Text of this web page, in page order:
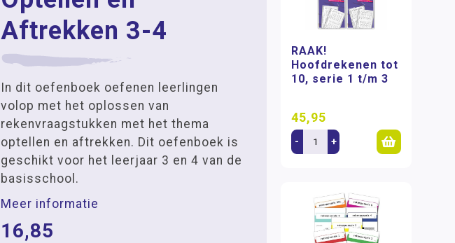
Aftrekken 3-4
In dit oefenboek oefenen leerlingen
volop met het oplossen van
rekenvraagstukken met het thema
optellen en aftrekken. Dit oefenboek is
geschikt voor het leerjaar 3 en 4 van de
basisschool.
Meer informatie
16,85
RAAK!
Hoofdrekenen tot
10, serie 1 t/m 3
45,95
- +